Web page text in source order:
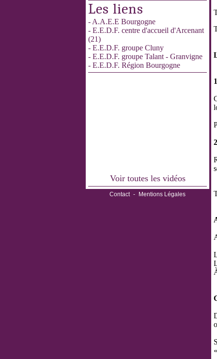
Les liens
- A.A.E.E Bourgogne
- E.E.D.F. centre d'accueil d'Arcenant
(21)
- E.E.D.F. groupe Cluny
- E.E.D.F. groupe Talant - Granvigne
- E.E.D.F. Région Bourgogne
Voir toutes les vidéos
Contact - Mentions Légales
1